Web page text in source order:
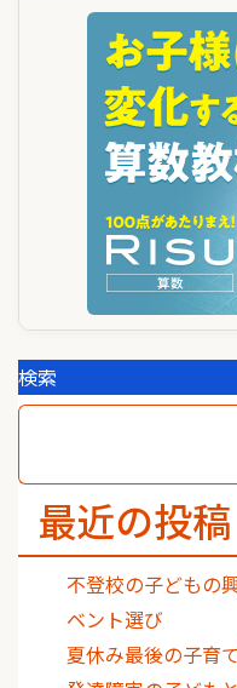
検索
最近の投稿
不登校の子どもの
ベント選び
夏休み最後の子育